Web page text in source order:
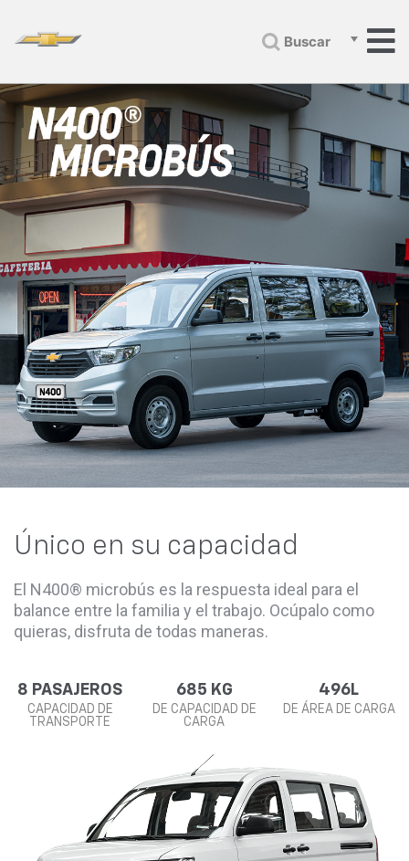
Buscar
Único en su capacidad
El N400® microbús es la respuesta ideal para el
balance entre la familia y el trabajo. Ocúpalo como
quieras, disfruta de todas maneras.
8 PASAJEROS
CAPACIDAD DE
TRANSPORTE
685 KG
DE CAPACIDAD DE
CARGA
496L
DE ÁREA DE CARGA